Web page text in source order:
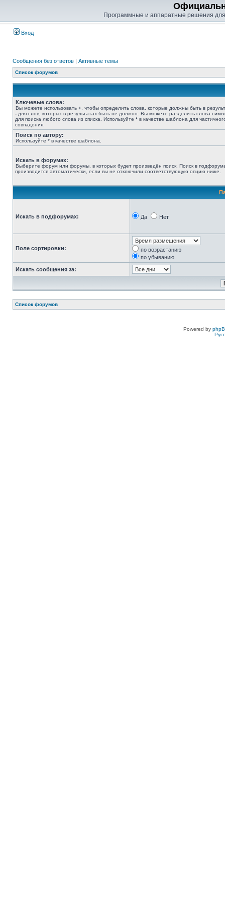
Программные и аппаратные решения
Вход
Сообщения без ответов | Активные темы
Список форумов
Ключевые слова:
Вы можете использовать + , чтобы определить слова, которые должны быть в
- для слов, которых в результатах быть не должно. Вы можете разделить слова
для поиска любого слова из списка. Используйте * в качестве шаблона для
совпадения.
Поиск по автору:
Используйте * в качестве шаблона.
Искать в форумах:
Выберите форум или форумы, в которых будет произведён поиск. Поиск в
производится автоматически, если вы не отключили соответствующую опцию ниже.
Искать в подфорумах: Да Нет
Поле сортировки:
по возрастанию
по убыванию
Искать сообщения за:
Список форумов
Powered by